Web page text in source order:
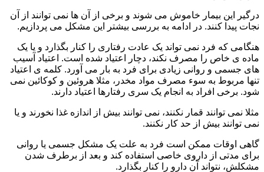
درگیر این بیمار خاموش می شوند و برخی از آن ها نمی توانند از آن
نجات پیدا کنند. در ادامه به بررسی بیشتر این مشکل می پردازیم.
هنگامی که فرد نمی تواند یک عادت رفتاری را کنار بگذارد و یا یک
ماده ی خاص را مصرف نکند، دچار اعتیاد شده است. اعتیاد آسیب
های جسمی و روانی زیادی برای فرد به بار می آورد. کلمه ی اعتیاد
تنها مربوط به سوء مصرف مواد مخدر، مثلا هروئین و کوکائین نمی
شود. برخی افراد به انجام یک سری رفتارها اعتیاد دارند.
مثلا نمی توانند قمار نکنند، نمی توانند بیش از اندازه غذا نخورند و یا
نمی توانند بیش از حد کار نکنند.
گاهی اوقات ممکن است فرد به علت یک مشکل جسمی یا روانی
برای مدتی از داروی خاصی استفاده کند و بعد از برطرف شدن
مشکلش، نتواند آن دارو را کنار بگذارد.